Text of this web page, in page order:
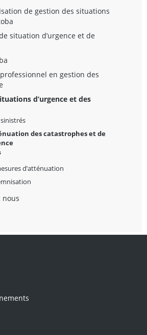
de gestion des situations
situation d’urgence et de
en gestion des
d’urgence et des
des catastrophes et de
d’atténuation
nous